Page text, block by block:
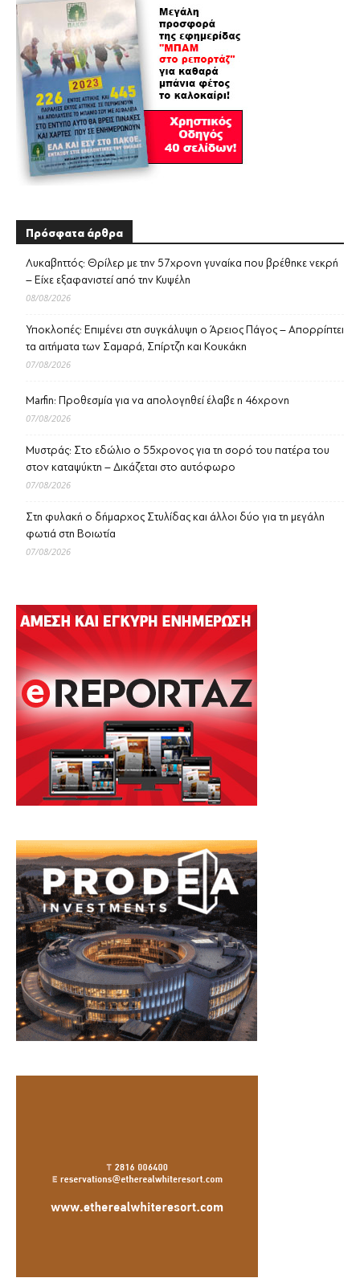
Πρόσφατα άρθρα
Λυκαβηττός: Θρίλερ με την 57χρονη γυναίκα που βρέθηκε νεκρή
– Είχε εξαφανιστεί από την Κυψέλη
08/08/2026
Υποκλοπές: Επιμένει στη συγκάλυψη ο Άρειος Πάγος – Απορρίπτει
τα αιτήματα των Σαμαρά, Σπίρτζη και Κουκάκη
07/08/2026
Marfin: Προθεσμία για να απολογηθεί έλαβε η 46χρονη
07/08/2026
Μυστράς: Στο εδώλιο ο 55χρονος για τη σορό του πατέρα του
στον καταψύκτη – Δικάζεται στο αυτόφωρο
07/08/2026
Στη φυλακή ο δήμαρχος Στυλίδας και άλλοι δύο για τη μεγάλη
φωτιά στη Βοιωτία
07/08/2026